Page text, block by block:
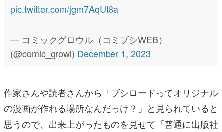
pic.twitter.com/jgm7AqUt8a
— コミックグロウル（コミブシWEB）
(@comic_growl) December 1, 2023
作家さんや読者さんから「ブシロードってオリジナル
の漫画が作れる場所なんだっけ？」と見られていると
思うので、出来上がったものを見せて「普通に出版社